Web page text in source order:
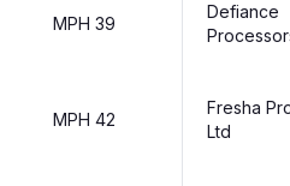
MPH 39
Defiance
MPH 42
Fresha
Ltd